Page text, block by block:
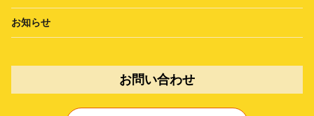
お知らせ
お問い合わせ